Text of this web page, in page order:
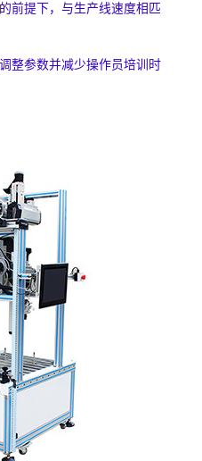
前提下，与生产线速度相匹
整参数并减少操作员培训时